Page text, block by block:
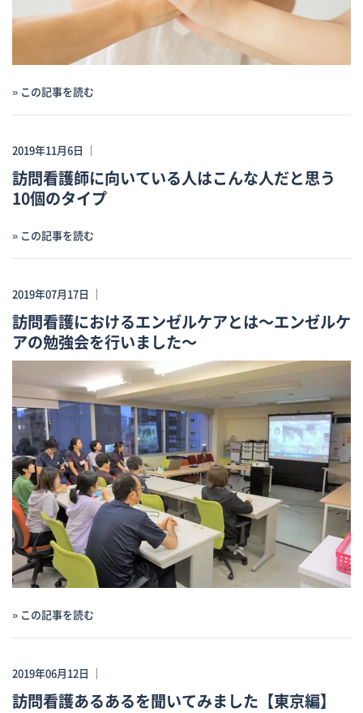
» この記事を読む
2019年11月6日 ｜
訪問看護師に向いている人はこんな人だと思う
10個のタイプ
» この記事を読む
2019年07月17日 ｜
訪問看護におけるエンゼルケアとは～エンゼルケ
アの勉強会を行いました～
» この記事を読む
2019年06月12日 ｜
訪問看護あるあるを聞いてみました【東京編】